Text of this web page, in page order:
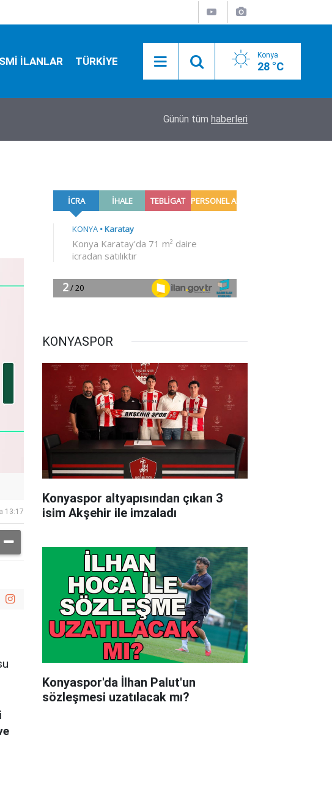
İLANLAR TÜRKİYE Konya
28 °C
Altına gece dopingi aniden fırladı!
Günün tüm haberleri
13:17
KONYASPOR
Konyaspor altyapısından çıkan 3
isim Akşehir ile imzaladı
Konyaspor'da İlhan Palut'un
sözleşmesi uzatılacak mı?